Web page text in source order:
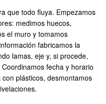
que todo fluya. Empezamos
medimos huecos,
el muro y tomamos
fabricamos la
lamas, eje y, si procede,
fecha y horario
plásticos, desmontamos